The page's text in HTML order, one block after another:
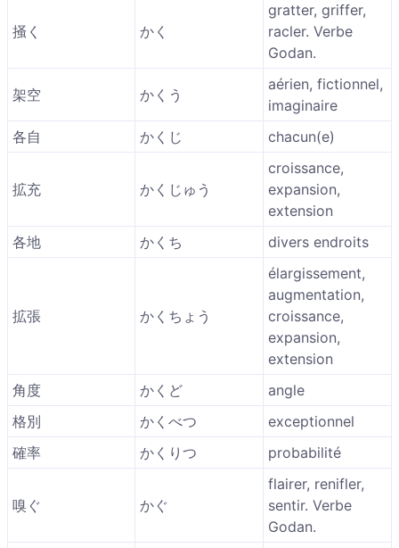
掻く かく
gratter, griffer,
racler. Verbe
Godan.
架空 かくう
aérien, fictionnel,
imaginaire
各自
かくじ chacun(e)
拡充 かくじゅう
croissance,
expansion,
extension
各地
かくち divers endroits
拡張 かくちょう
élargissement,
augmentation,
croissance,
expansion,
extension
角度
かくど
angle
格別
かくべつ
exceptionnel
確率
かくりつ probabilité
嗅ぐ かぐ
flairer, renifler,
sentir. Verbe
Godan.